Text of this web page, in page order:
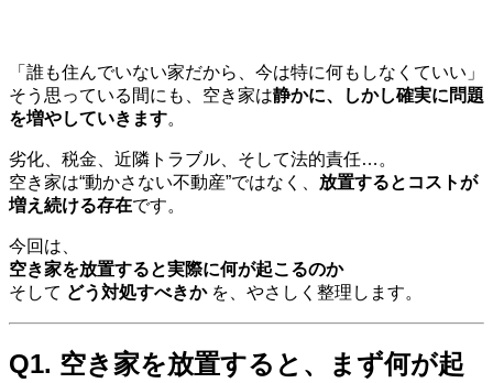
「誰も住んでいない家だから、今は特に何もしなくていい」
そう思っている間にも、空き家は静かに、しかし確実に問題
を増やしていきます。
劣化、税金、近隣トラブル、そして法的責任…。
空き家は“動かさない不動産”ではなく、 放置するとコストが
増え続ける存在です。
今回は、
空き家を放置すると実際に何が起こるのか
そして どう対処すべきかを、やさしく整理します。
Q1. 空き家を放置すると、まず何が起